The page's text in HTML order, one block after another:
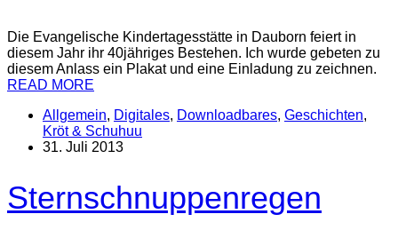
Die Evangelische Kindertagesstätte in Dauborn feiert in
diesem Jahr ihr 40jähriges Bestehen. Ich wurde gebeten zu
diesem Anlass ein Plakat und eine Einladung zu zeichnen.
READ MORE
Allgemein, Digitales, Downloadbares, Geschichten,
Kröt & Schuhuu
31. Juli 2013
Sternschnuppenregen